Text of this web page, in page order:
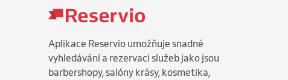
Aplikace Reservio umožňuje snadné
vyhledávání a rezervaci služeb jako jsou
barbershopy, salóny krásy, kosmetika,